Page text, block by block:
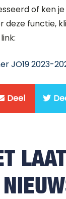
of ken
deze functie,
JO19 2023-
Deel